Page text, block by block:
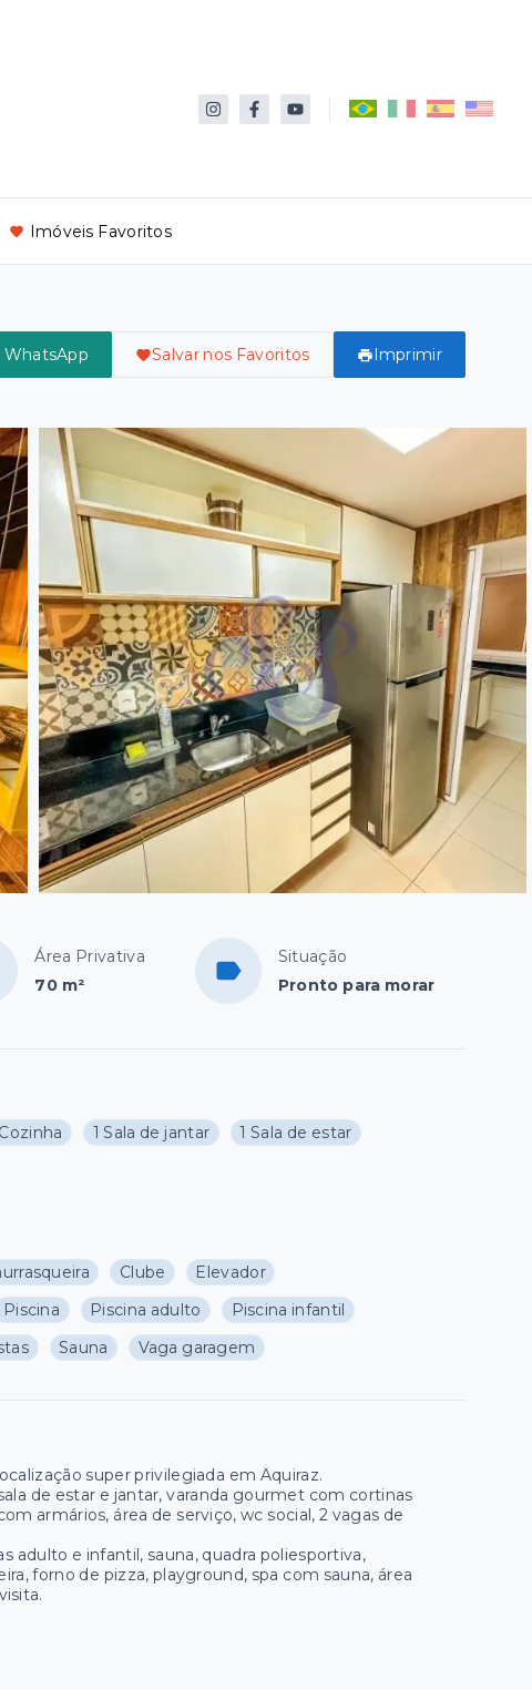
Imóveis Favoritos
Salvar nos Favoritos Imprimir
Área Privativa
70 m²
Situação
Pronto para morar
1 Sala de jantar
1 Sala de estar
Clube
Elevador
Piscina Piscina adulto
Piscina infantil
Sauna Vaga garagem
super privilegiada em Aquiraz.
de estar e jantar, varanda gourmet com cortinas
armários, área de serviço, wc social, 2 vagas de
adulto e infantil, sauna, quadra poliesportiva,
forno de pizza, playground, spa com sauna, área